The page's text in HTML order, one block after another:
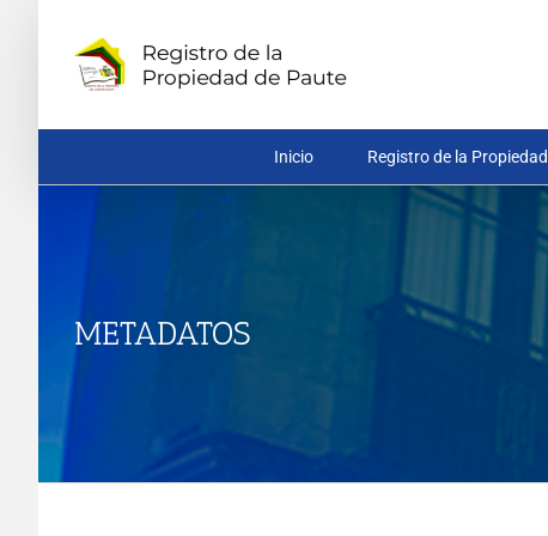
contenido
Inicio Registro de la Propiedad
METADATOS